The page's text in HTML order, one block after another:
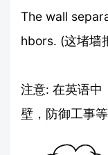
The wall
hbors. (这堵墙
注意: 在英语中
壁，防御工事等